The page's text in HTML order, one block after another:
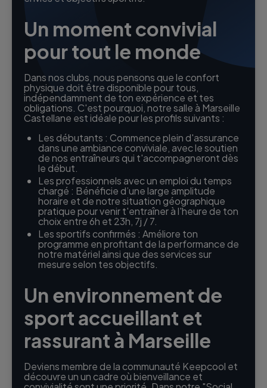
Un moment convivial
pour tout le monde
Dans nos clubs, nous pensons que le confort
physique doit être disponible pour tous,
indépendamment de ton expérience et tes
obligations. C'est pourquoi, notre salle à Marseille
Castellane est idéale pour les profils suivants :
Les débutants : Commence plein d'assurance
dans une ambiance conviviale, avec le soutien
de nos entraîneurs qui t'accompagneront dès
le début.
Les professionnels avec un emploi du temps
chargé : Bénéficie d’une large amplitude
horaire et de notre situation géographique
pratique pour venir t'entraîner à l'heure de ton
choix entre 6h et 23h, 7j / 7.
Les sportifs confirmés : Améliore ton
programme en profitant de la performance de
notre matériel ainsi que des services sur
mesure selon tes objectifs.
Un environnement de
sport accueillant et
rassurant à Marseille
Deviens membre de la communauté Keepcool et
découvre un un cadre où bienveillance et